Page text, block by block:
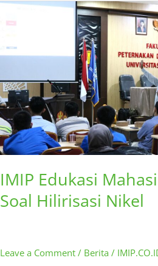
IMIP Edukasi
Soal Hilirisasi Nikel
Leave a Comment / Berita /
IMIP
Edukasi
di
Soal
Hilirisasi
Nikel